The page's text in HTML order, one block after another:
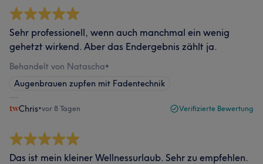
Sehr professionell, wenn auch manchmal ein wenig
gehetzt wirkend. Aber das Endergebnis zählt ja.
Behandelt von Natascha•
Augenbrauen zupfen mit Fadentechnik
Chris•vor 8 Tagen Verifizierte Bewertung
Das ist mein kleiner Wellnessurlaub. Sehr zu empfehlen.